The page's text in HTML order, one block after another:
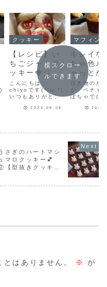
クッキー
【レシピ】い
ちごジャムク
ッキー🍓ジャ
ムとよく合う
♡サクッと簡
単クッキーレ
シピだよ！
こんにちは。
chiyoです(*'ω'*)
いつもありがとう
ろクッキー生地が
暑い時期に作るの
は生地がすぐにダ
レて、扱いにくく
て大変。でも手
2023.09.08
マフィン
キレイな
ちゃ色♪
ャっとか
ゃを美味
焼きまし
【かぼち
フィン】
頂き物のか
が、ベチャ
ぼちゃで
ごしして、
マフィンレ
【レシピ】
のマフィン
を少し増や
ぼちゃは水
魔しない程
横スクロー
ルできます
さぎのハートマシ
ュマロクッキー💕
【型抜きクッキ
はありません。 ※
が